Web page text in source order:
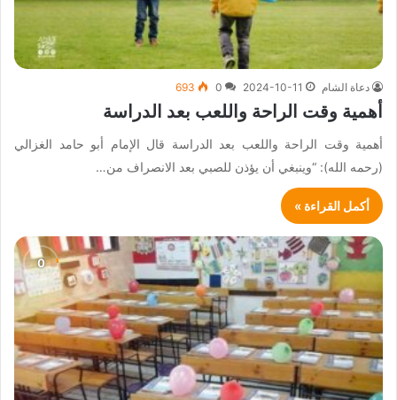
دعاة الشام 2024-10-11
0
693
أهمية وقت الراحة واللعب بعد الدراسة
أهمية وقت الراحة واللعب بعد الدراسة قال الإمام أبو حامد الغزالي
(رحمه الله): “وينبغي أن يؤذن للصبي بعد الانصراف من…
أكمل القراءة »